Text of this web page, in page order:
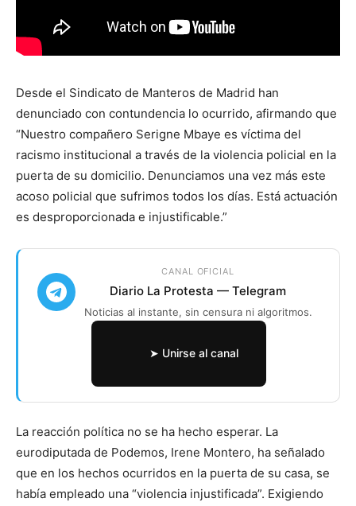
Desde el Sindicato de Manteros de Madrid han
denunciado con contundencia lo ocurrido, afirmando que
“Nuestro compañero Serigne Mbaye es víctima del
racismo institucional a través de la violencia policial en la
puerta de su domicilio. Denunciamos una vez más este
acoso policial que sufrimos todos los días. Está actuación
es desproporcionada e injustificable.”
CANAL OFICIAL
Diario La Protesta — Telegram
Noticias al instante, sin censura ni algoritmos.
➤ Unirse al canal
La reacción política no se ha hecho esperar. La
eurodiputada de Podemos, Irene Montero, ha señalado
que en los hechos ocurridos en la puerta de su casa, se
había empleado una “violencia injustificada”. Exigiendo